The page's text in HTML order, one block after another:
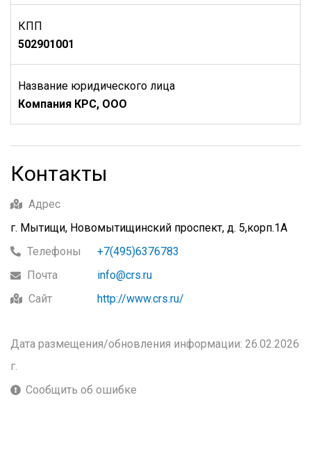
КПП
502901001
Название юридического лица
Компания КРС, ООО
Контакты
Адрес
г. Мытищи, Новомытищинский проспект, д. 5,корп.1А
Телефоны
+7(495)6376783
Почта
info@crs.ru
Сайт
http://www.crs.ru/
Дата размещения/обновления информации: 26.02.2026
г.
Сообщить об ошибке